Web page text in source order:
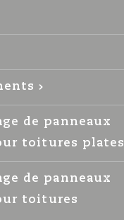
de panneaux
toitures plates
de panneaux
toitures